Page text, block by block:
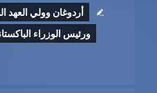
أردوغان وولي
ورئيس الوزراء